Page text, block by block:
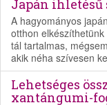
Japán ihletésű
A hagyományos
otthon
tál tartalmas,
akik néha szívesen
Lehetséges
xantángumi-